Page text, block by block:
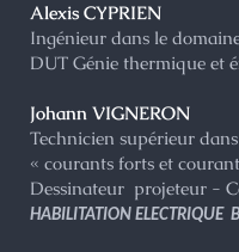
Alexis CYPRIEN
Ingénieur dans le
DUT Génie thermique et
Johann VIGNERON
Technicien supérieur
« courants forts et
Dessinateur projeteur -
HABILITATION ELECTRIQUE